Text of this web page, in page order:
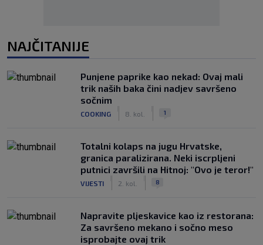
NAJČITANIJE
Punjene paprike kao nekad: Ovaj mali
trik naših baka čini nadjev savršeno
sočnim
COOKING 8. kol. 1
Totalni kolaps na jugu Hrvatske,
granica paralizirana. Neki iscrpljeni
putnici završili na Hitnoj: "Ovo je teror!"
VIJESTI 2. kol. 8
Napravite pljeskavice kao iz restorana:
Za savršeno mekano i sočno meso
isprobajte ovaj trik